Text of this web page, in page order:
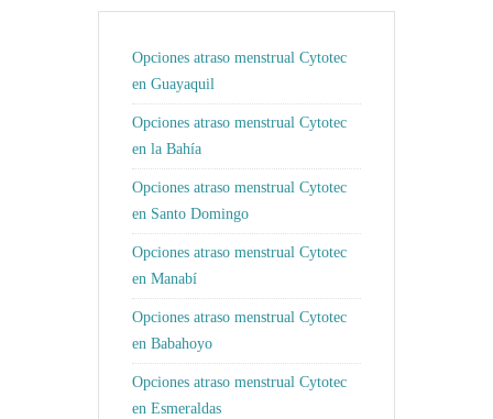
Opciones atraso menstrual Cytotec
en Guayaquil
Opciones atraso menstrual Cytotec
en la Bahía
Opciones atraso menstrual Cytotec
en Santo Domingo
Opciones atraso menstrual Cytotec
en Manabí
Opciones atraso menstrual Cytotec
en Babahoyo
Opciones atraso menstrual Cytotec
en Esmeraldas